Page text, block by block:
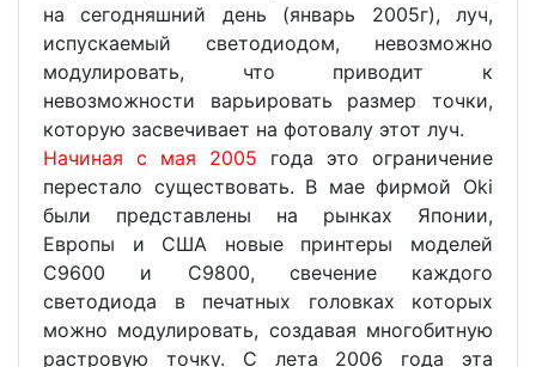
на сегодняшний день (январь 2005г), луч,
испускаемый светодиодом, невозможно
модулировать, что приводит к
невозможности варьировать размер точки,
которую засвечивает на фотовалу этот луч.
Начиная с мая 2005 года это ограничение
перестало существовать. В мае фирмой Oki
были представлены на рынках Японии,
Европы и США новые принтеры моделей
С9600 и С9800, свечение каждого
светодиода в печатных головках которых
можно модулировать, создавая многобитную
растровую точку. C лета 2006 года эта